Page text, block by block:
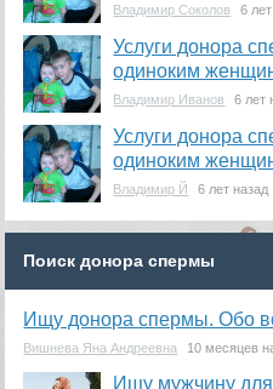
Владимир Соколов 6
Услуги донора
одиноким
Владимир Иванов 6 лет
Услуги донора
одиноким
Владимир Й 6 лет назад
Поиск донора спермы
Ищу донора спермы. Обо
Вишнева Яна Андреевна 10 месяцев
Ищу мужчину для